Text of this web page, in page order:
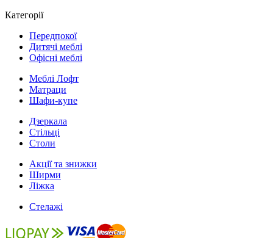
Категорії
Передпокої
Дитячі меблі
Офісні меблі
Меблі Лофт
Матраци
Шафи-купе
Дзеркала
Стільці
Столи
Акції та знижки
Ширми
Ліжка
Стелажі